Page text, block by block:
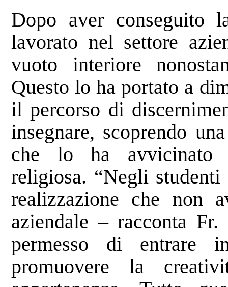
Dopo aver conseguito
lavorato nel settore
vuoto interiore
Questo lo ha portato a
il percorso di
insegnare, scoprendo
che lo ha avvicinato
religiosa. “Negli
realizzazione che non
aziendale – racconta
permesso di entrare
promuovere la